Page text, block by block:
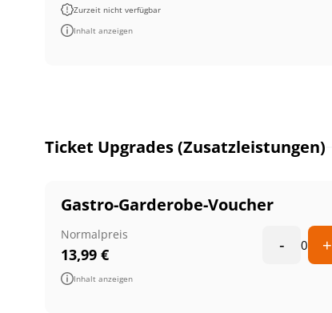
Zurzeit nicht verfügbar
Inhalt anzeigen
Ticket Upgrades (Zusatzleistungen)
Gastro-Garderobe-Voucher
Normalpreis
13,99 € - 0 +
Inhalt anzeigen